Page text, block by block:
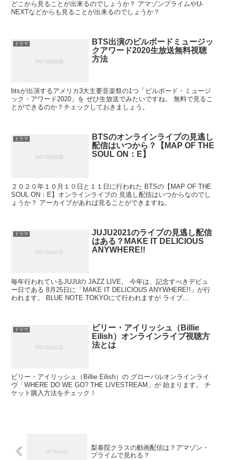
どこから見ることが出来るのでしょうか？ アマゾンプライムやU-
NEXTなどからも見ることが出来るのでしょうか？
ドラマ
BTS出演のビルボードミュージッ
クアワード2020生放送無料視聴
方法
btsが出演するアメリカ3大主要音楽祭の1つ「ビルボード・ミュージ
ック・アワード2020」を ぜひ生放送でみたいですね。 無料で見るこ
とができるのか？チェックしておきましょう。
ドラマ
BTSのオンラインライブの見逃し
配信はいつから？【MAP OF THE
SOUL ON：E】
２０２０年１０月１０日と１１日に行われた BTSの【MAP OF THE
SOUL ON：E】オンラインライブの 見逃し配信はいつからなのでし
ょうか？ アーカイブがあれば見ることができますね。
ドラマ
JUJU2021のライブの見逃し配信
はある？MAKE IT DELICIOUS
ANYWHERE!!
毎年行われているJUJUの JAZZ LIVE。 今年は、記念すべきデビュ
ー日である 8月25日に「MAKE IT DELICIOUS ANYWHERE!!」が行
われます。 BLUE NOTE TOKYOにて行われますが ライブ...
ドラマ
ビリー・アイリッシュ（Billie
Eilish）オンラインライブ視聴方
法とは
ビリー・アイリッシュ（Billie Eilish）の グローバルオンラインライ
ヴ「WHERE DO WE GO? THE LIVESTREAM」が 始まります。 チ
ケット購入方法をチェック！
梨泰院クラスの動画配信は？アマゾン・
プライムで見れる？